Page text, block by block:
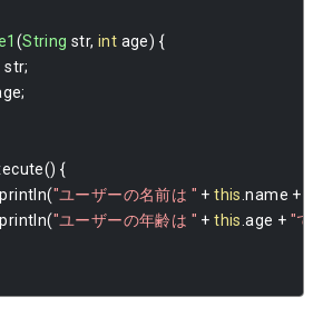
(String str, int age) {
str;
;
() {
println("ユーザーの名前は " + this .name +
println("ユーザーの年齢は " + this .age + "で